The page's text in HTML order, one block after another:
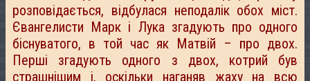
розповідається, відбулася неподалік обох міст.
Євангелисти Марк і Лука згадують про одного
біснуватого, в той час як Матвій – про двох.
Перші згадують одного з двох, котрий був
страшнішим і, оскільки наганяв жаху на всю